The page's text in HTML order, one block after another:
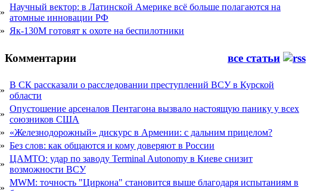
»
Научный вектор: в Латинской Америке всё больше полагаются на
атомные инновации РФ
» Як-130М готовят к охоте на беспилотники
Комментарии все статьи
»
В СК рассказали о расследовании преступлений ВСУ в Курской
области
»
Опустошение арсеналов Пентагона вызвало настоящую панику у всех
союзников США
» «Железнодорожный» дискурс в Армении: с дальним прицелом?
» Без слов: как общаются и кому доверяют в России
»
ЦАМТО: удар по заводу Terminal Autonomy в Киеве снизит
возможности ВСУ
»
MWM: точность "Циркона" становится выше благодаря испытаниям в